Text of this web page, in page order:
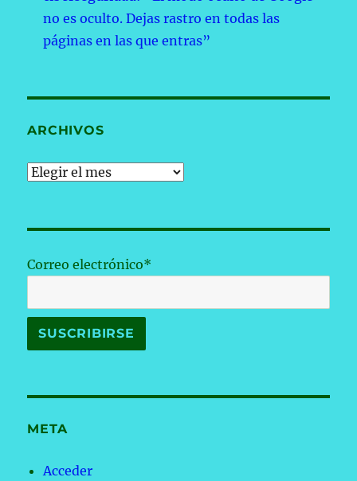
no es oculto. Dejas rastro en todas las
páginas en las que entras”
ARCHIVOS
Archivos
Correo electrónico*
META
Acceder